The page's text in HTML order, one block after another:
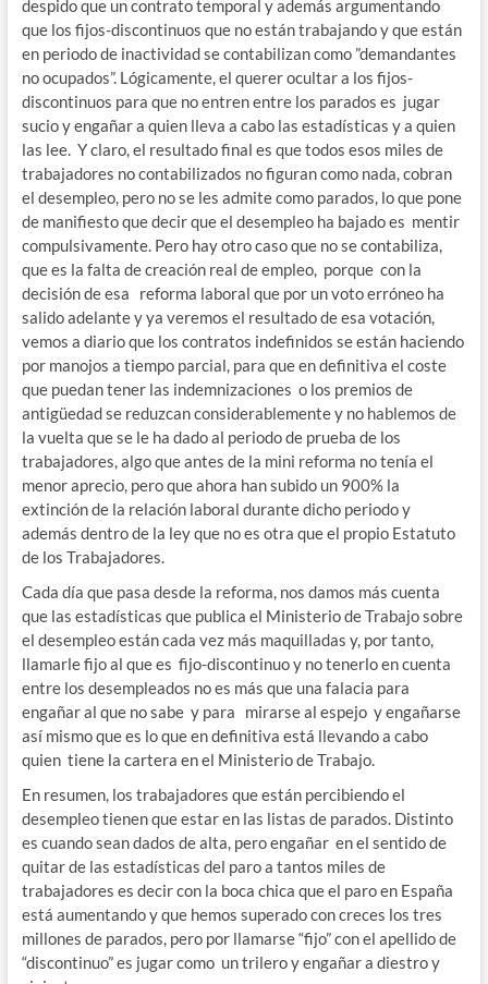
despido que un contrato temporal y además argumentando
que los fijos-discontinuos que no están trabajando y que están
en periodo de inactividad se contabilizan como ”demandantes
no ocupados”. Lógicamente, el querer ocultar a los fijos-
discontinuos para que no entren entre los parados es jugar
sucio y engañar a quien lleva a cabo las estadísticas y a quien
las lee. Y claro, el resultado final es que todos esos miles de
trabajadores no contabilizados no figuran como nada, cobran
el desempleo, pero no se les admite como parados, lo que pone
de manifiesto que decir que el desempleo ha bajado es mentir
compulsivamente. Pero hay otro caso que no se contabiliza,
que es la falta de creación real de empleo, porque con la
decisión de esa reforma laboral que por un voto erróneo ha
salido adelante y ya veremos el resultado de esa votación,
vemos a diario que los contratos indefinidos se están haciendo
por manojos a tiempo parcial, para que en definitiva el coste
que puedan tener las indemnizaciones o los premios de
antigüedad se reduzcan considerablemente y no hablemos de
la vuelta que se le ha dado al periodo de prueba de los
trabajadores, algo que antes de la mini reforma no tenía el
menor aprecio, pero que ahora han subido un 900% la
extinción de la relación laboral durante dicho periodo y
además dentro de la ley que no es otra que el propio Estatuto
de los Trabajadores.
Cada día que pasa desde la reforma, nos damos más cuenta
que las estadísticas que publica el Ministerio de Trabajo sobre
el desempleo están cada vez más maquilladas y, por tanto,
llamarle fijo al que es fijo-discontinuo y no tenerlo en cuenta
entre los desempleados no es más que una falacia para
engañar al que no sabe y para mirarse al espejo y engañarse
así mismo que es lo que en definitiva está llevando a cabo
quien tiene la cartera en el Ministerio de Trabajo.
En resumen, los trabajadores que están percibiendo el
desempleo tienen que estar en las listas de parados. Distinto
es cuando sean dados de alta, pero engañar en el sentido de
quitar de las estadísticas del paro a tantos miles de
trabajadores es decir con la boca chica que el paro en España
está aumentando y que hemos superado con creces los tres
millones de parados, pero por llamarse “fijo” con el apellido de
“discontinuo” es jugar como un trilero y engañar a diestro y